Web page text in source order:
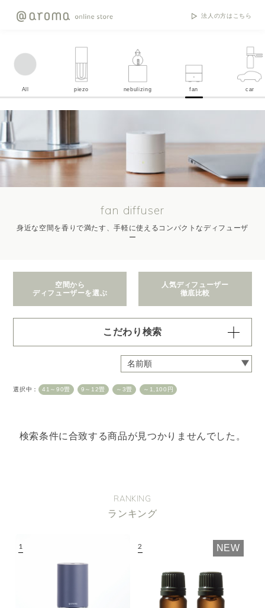
法人の方はこちら
All piezo nebulizing fan car
fan diffuser
身近な空間を香りで満たす、手軽に使えるコンパクトなディフューザ
ー
空間から
ディフューザーを選ぶ
人気ディフューザー
徹底比較
こだわり検索
※一つお選びください
選択中： 41～90畳 9～12畳 ～3畳 ～1,100円
検索条件に合致する商品が見つかりませんでした。
RANKING
ランキング
NEW